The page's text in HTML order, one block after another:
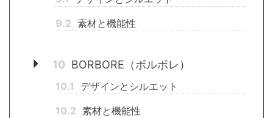
9.2 素材と機能性
10 BORBORE（ボルボレ）
10.1
デザインとシルエット
10.2 素材と機能性